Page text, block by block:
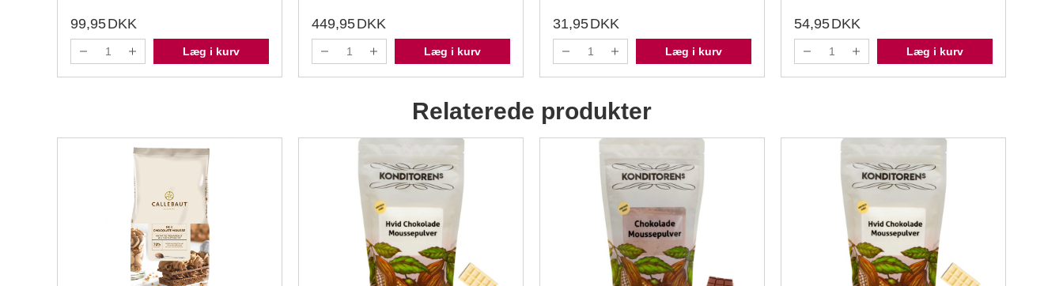
99,95DKK
Læg i kurv
449,95DKK
Læg i kurv
31,95DKK
Læg i kurv
54,95DKK
Læg i kurv
Relaterede produkter